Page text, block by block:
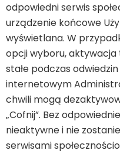
odpowiedni serwis
urządzenie końcowe
wyświetlana. W
opcji wyboru, aktywacja
stałe podczas
internetowym
chwili mogą
„Cofnij”. Bez
nieaktywne i nie
serwisami